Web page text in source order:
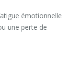
émotionnelle
une perte de